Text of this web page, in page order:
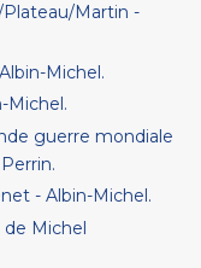
Plateau/Martin -
Michel.
Michel.
guerre mondiale
- Albin-Michel.
Michel